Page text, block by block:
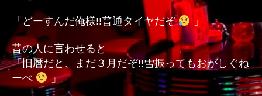
の
「どーすんだ俺様!!普通タイヤだぞ 」
昔の人に言わせると
「旧暦だと、まだ３月だぞ!!雪振ってもおがしぐね
ーべ
」